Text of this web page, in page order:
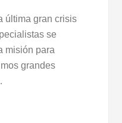
última gran crisis
se
misión para
grandes